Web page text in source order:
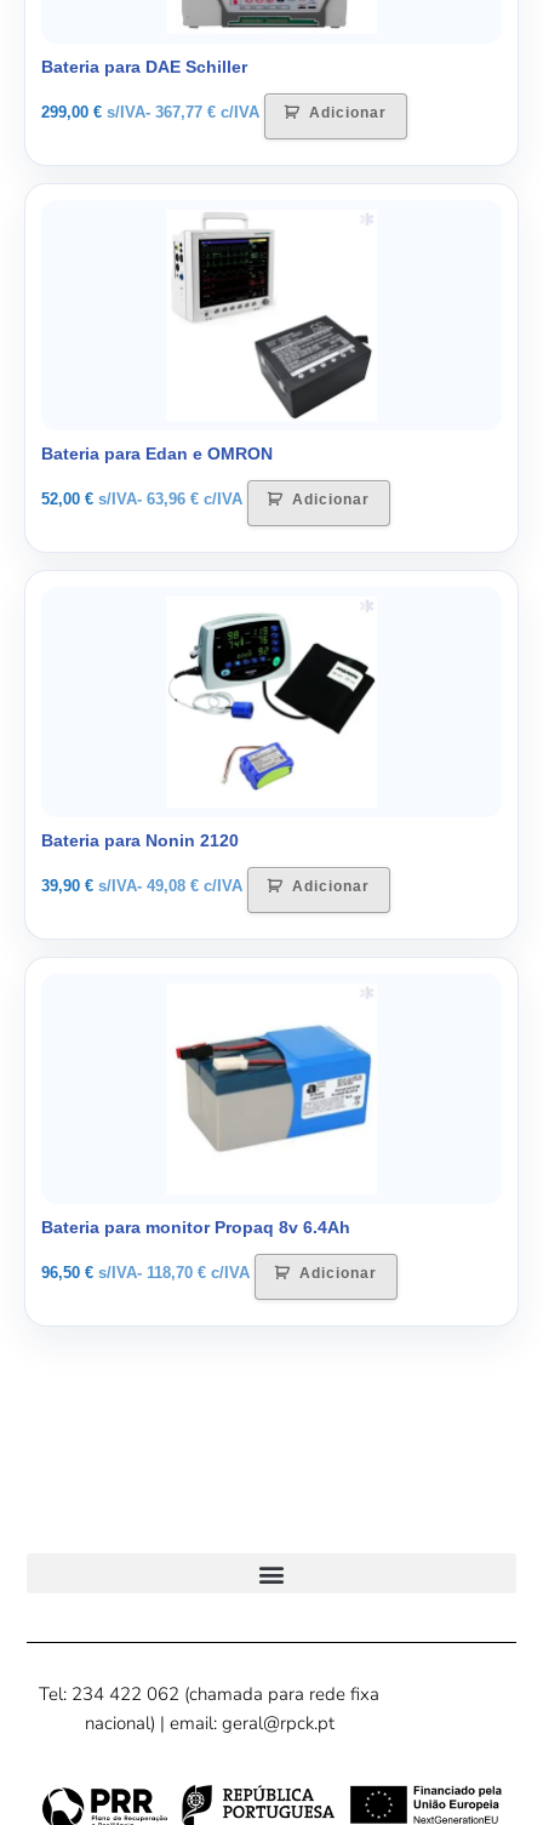
Bateria para DAE Schiller
299,00 € s/IVA- 367,77 € c/IVA Adicionar
Bateria para Edan e OMRON
52,00 € s/IVA- 63,96 € c/IVA Adicionar
Bateria para Nonin 2120
39,90 € s/IVA- 49,08 € c/IVA Adicionar
Bateria para monitor Propaq 8v 6.4Ah
96,50 € s/IVA- 118,70 € c/IVA Adicionar
Tel: 234 422 062 (chamada para rede fixa
nacional) | email: geral@rpck.pt